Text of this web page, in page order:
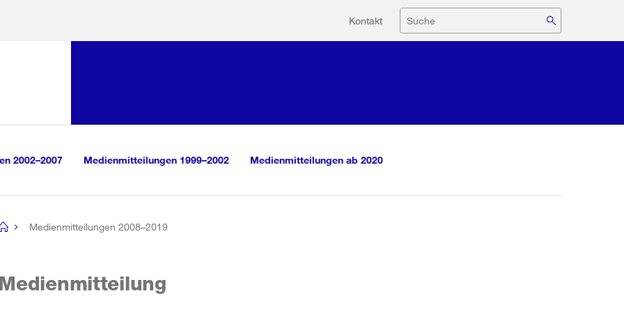
Hilfsnavigation
Kontakt Suche
2002–2007 Medienmitteilungen 1999–2002 Medienmitteilungen ab 2020
Medienmitteilungen 2008–2019